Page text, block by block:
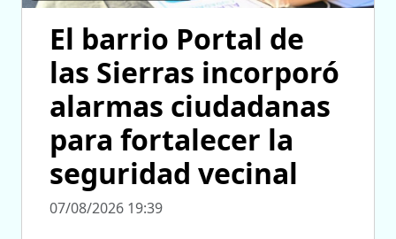
El barrio Portal de
las Sierras incorporó
alarmas ciudadanas
para fortalecer la
seguridad vecinal
07/08/2026 19:39